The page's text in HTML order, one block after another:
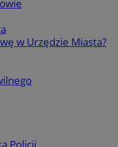
w Urzędzie Miasta?